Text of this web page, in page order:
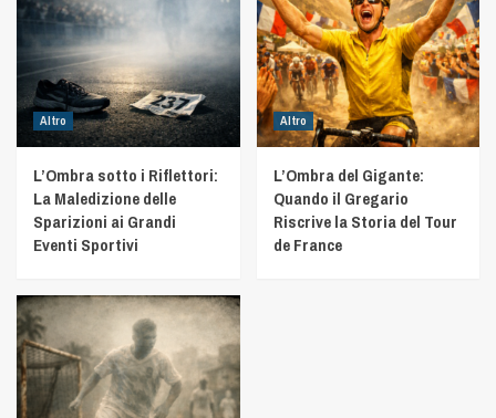
Altro
L’Ombra sotto i Riflettori:
La Maledizione delle
Sparizioni ai Grandi
Eventi Sportivi
Altro
L’Ombra del Gigante:
Quando il Gregario
Riscrive la Storia del Tour
de France